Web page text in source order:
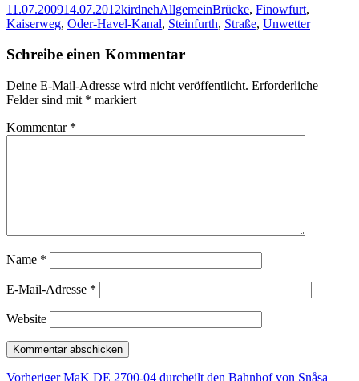
Veröffentlicht
am
11.07.200914.07.2012Autor
kirdnehKategorien
AllgemeinSchlagwörter
Brücke, Finowfurt,
Kaiserweg, Oder-Havel-Kanal, Steinfurth, Straße, Unwetter
Schreibe einen Kommentar
Deine E-Mail-Adresse wird nicht veröffentlicht. Erforderliche
Felder sind mit * markiert
Kommentar *
Name *
E-Mail-Adresse *
Website
Vorheriger Vorheriger
MaK DE 2700-04 durcheilt den Bahnhof von Snåsa